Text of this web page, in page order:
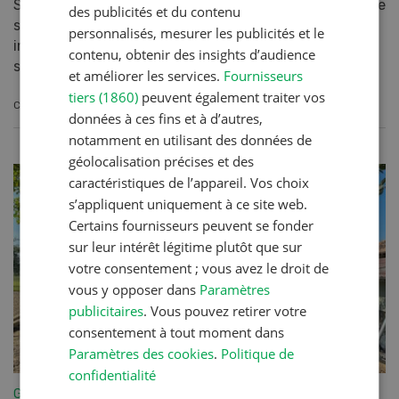
Si, lors de travaux aux champs ou de récolte, de la terre
se retrouve sur la chaussée, il faut avertir
immédiatement les autres usagers·ères et nettoyer
sa...
CONTINUER À LIRE
Gestion
des publicités et du contenu
personnalisés, mesurer les publicités et le
contenu, obtenir des insights d’audience
et améliorer les services. Fournisseurs
tiers (1860) peuvent également traiter vos
données à ces fins et à d’autres,
notamment en utilisant des données de
géolocalisation précises et des
caractéristiques de l’appareil. Vos choix
s’appliquent uniquement à ce site web.
Certains fournisseurs peuvent se fonder
sur leur intérêt légitime plutôt que sur
votre consentement ; vous avez le droit de
vous y opposer dans Paramètres
publicitaires. Vous pouvez retirer votre
consentement à tout moment dans
Paramètres des cookies. Politique de
confidentialité